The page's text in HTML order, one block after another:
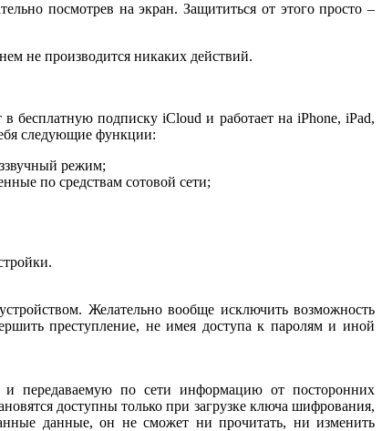
посмотрев на экран. Защититься от этого просто –
не производится никаких действий.
бесплатную подписку iCloud и работает на iPhone, iPad,
следующие функции:
режим;
по средствам сотовой сети;
Желательно вообще исключить возможность
преступление, не имея доступа к паролям и иной
и передаваемую по сети информацию от посторонних
доступны только при загрузке ключа шифрования,
данные, он не сможет ни прочитать, ни изменить